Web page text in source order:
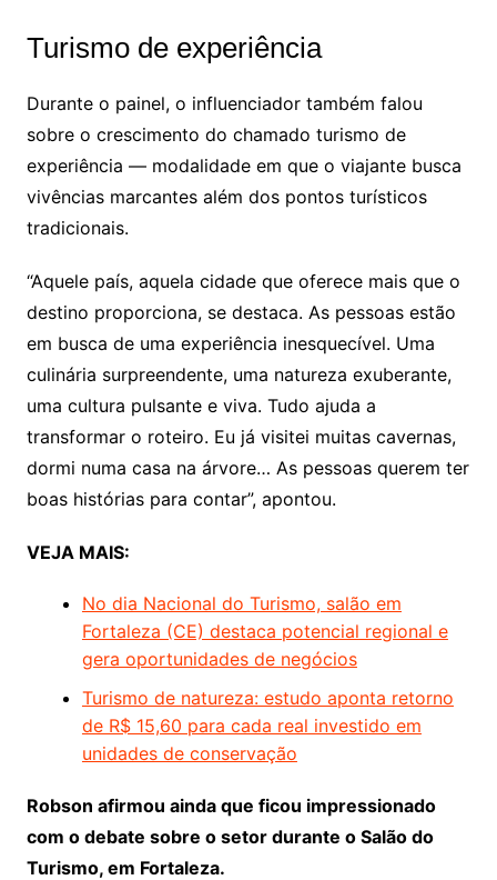
Turismo de experiência
Durante o painel, o influenciador também falou
sobre o crescimento do chamado turismo de
experiência — modalidade em que o viajante busca
vivências marcantes além dos pontos turísticos
tradicionais.
“Aquele país, aquela cidade que oferece mais que o
destino proporciona, se destaca. As pessoas estão
em busca de uma experiência inesquecível. Uma
culinária surpreendente, uma natureza exuberante,
uma cultura pulsante e viva. Tudo ajuda a
transformar o roteiro. Eu já visitei muitas cavernas,
dormi numa casa na árvore… As pessoas querem ter
boas histórias para contar”, apontou.
VEJA MAIS:
No dia Nacional do Turismo, salão em
Fortaleza (CE) destaca potencial regional e
gera oportunidades de negócios
Turismo de natureza: estudo aponta retorno
de R$ 15,60 para cada real investido em
unidades de conservação
Robson afirmou ainda que ficou impressionado
com o debate sobre o setor durante o Salão do
Turismo, em Fortaleza.